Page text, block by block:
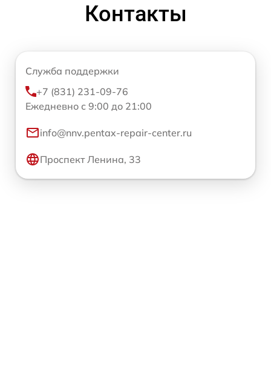
Контакты
Служба поддержки
+7 (831) 231-09-76
Ежедневно с 9:00 до 21:00
info@nnv.pentax-repair-center.ru
Проспект Ленина, 33